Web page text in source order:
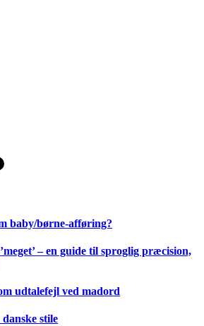
baby/børne-afføring?
– en guide til sproglig præcision,
udtalefejl ved madord
stile